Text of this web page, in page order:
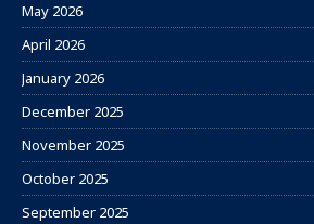
May 2026
April 2026
January 2026
December 2025
November 2025
October 2025
September 2025